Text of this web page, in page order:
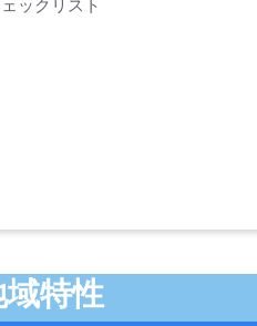
ックリスト
特性